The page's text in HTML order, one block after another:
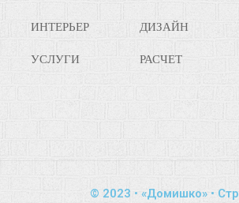
ИНТЕРЬЕР
УСЛУГИ
ДИЗАЙН
РАСЧЕТ
© 2023 • «Домишко» •